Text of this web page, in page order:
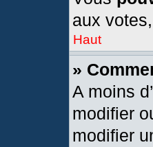
aux
Haut
»
A moins
modifier
modifier